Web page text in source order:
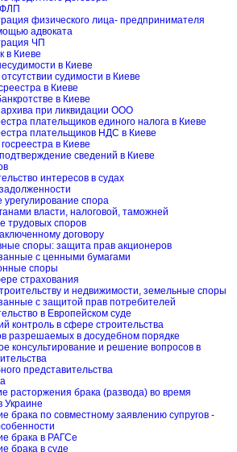
ФЛП
физического лица- предпринимателя
адвоката
ЧП
в Киеве
в Киеве
судимости в Киеве
в Киеве
в Киеве
при ликвидации ООО
плательщиков единого налога в Киеве
плательщиков НДС в Киеве
в Киеве
сведений в Киеве
интересов в судах
урегулирование спора
власти, налоговой, таможней
трудовых споров
договору
споры: защита прав акционеров
с ценными бумагами
споры
страхования
и недвижимости, земельные споры
с защитой прав потребителей
в Европейском суде
контроль в сфере строительства
разрешаемых в досудебном порядке
консультирование и решение вопросов в
представительства
расторжения брака (развода) во время
Украине
брака по совместному заявлению супругов -
брака в РАГСе
брака в суде